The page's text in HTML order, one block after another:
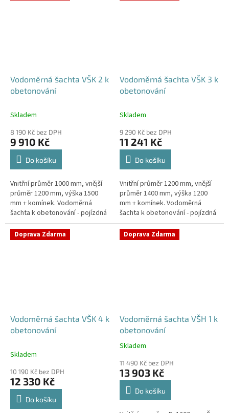
Vodoměrná šachta VŠK 2 k
obetonování
Skladem
8 190 Kč bez DPH
9 910 Kč
Do košíku
Vnitřní průměr 1000 mm, vnější
průměr 1200 mm, výška 1500
mm + komínek. Vodoměrná
šachta k obetonování - pojízdná
i pod parkovací stáníStandardní
prostupy šachty DN32 (jiné na...
Vodoměrná šachta VŠK 3 k
obetonování
Skladem
9 290 Kč bez DPH
11 241 Kč
Do košíku
Vnitřní průměr 1200 mm, vnější
průměr 1400 mm, výška 1200
mm + komínek. Vodoměrná
šachta k obetonování - pojízdná
i pod parkovací stáníStandardní
prostupy šachty DN32 (jiné na...
Doprava Zdarma
Vodoměrná šachta VŠK 4 k
obetonování
Skladem
10 190 Kč bez DPH
12 330 Kč
Do košíku
Doprava Zdarma
Vodoměrná šachta VŠH 1 k
obetonování
Průměrné
produktu
je
5,0
Skladem
11 490 Kč bez DPH
13 903 Kč
Do košíku